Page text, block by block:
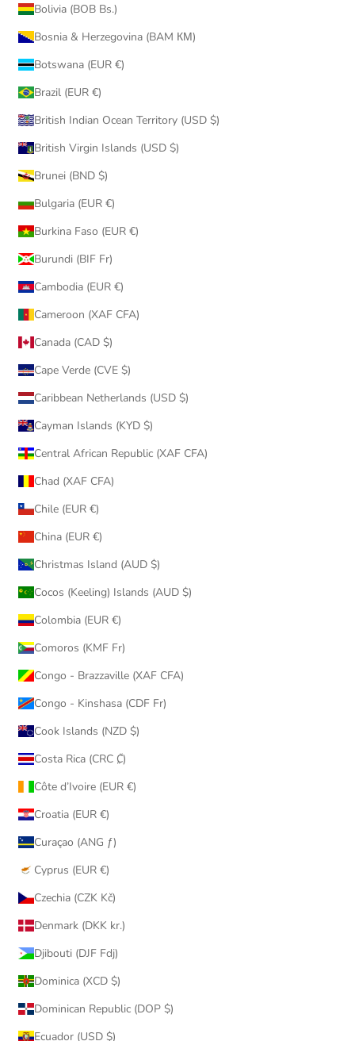
Bolivia (BOB Bs.)
Bosnia & Herzegovina (BAM КМ)
Botswana (EUR €)
Brazil (EUR €)
British Indian Ocean Territory (USD $)
British Virgin Islands (USD $)
Brunei (BND $)
Bulgaria (EUR €)
Burkina Faso (EUR €)
Burundi (BIF Fr)
Cambodia (EUR €)
Cameroon (XAF CFA)
Canada (CAD $)
Cape Verde (CVE $)
Caribbean Netherlands (USD $)
Cayman Islands (KYD $)
Central African Republic (XAF CFA)
Chad (XAF CFA)
Chile (EUR €)
China (EUR €)
Christmas Island (AUD $)
Cocos (Keeling) Islands (AUD $)
Colombia (EUR €)
Comoros (KMF Fr)
Congo - Brazzaville (XAF CFA)
Congo - Kinshasa (CDF Fr)
Cook Islands (NZD $)
Costa Rica (CRC ₡)
Côte d’Ivoire (EUR €)
Croatia (EUR €)
Curaçao (ANG ƒ)
Cyprus (EUR €)
Czechia (CZK Kč)
Denmark (DKK kr.)
Djibouti (DJF Fdj)
Dominica (XCD $)
Dominican Republic (DOP $)
Ecuador (USD $)